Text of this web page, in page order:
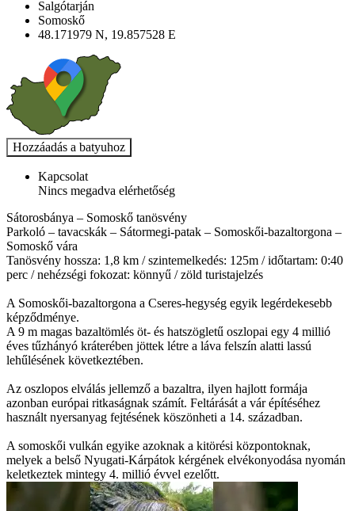
Salgótarján
Somoskő
48.171979 N, 19.857528 E
Kapcsolat
Nincs megadva elérhetőség
Sátorosbánya – Somoskő tanösvény
Parkoló – tavacskák – Sátormegi-patak – Somoskői-bazaltorgona –
Somoskő vára
Tanösvény hossza: 1,8 km / szintemelkedés: 125m / időtartam: 0:40
perc / nehézségi fokozat: könnyű / zöld turistajelzés
A Somoskői-bazaltorgona a Cseres-hegység egyik legérdekesebb
képződménye.
A 9 m magas bazaltömlés öt- és hatszögletű oszlopai egy 4 millió
éves tűzhányó kráterében jöttek létre a láva felszín alatti lassú
lehűlésének következtében.
Az oszlopos elválás jellemző a bazaltra, ilyen hajlott formája
azonban európai ritkaságnak számít. Feltárását a vár építéséhez
használt nyersanyag fejtésének köszönheti a 14. században.
A somoskői vulkán egyike azoknak a kitörési központoknak,
melyek a belső Nyugati-Kárpátok kérgének elvékonyodása nyomán
keletkeztek mintegy 4. millió évvel ezelőtt.